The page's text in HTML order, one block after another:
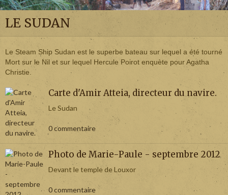
LE SUDAN
Le Steam Ship Sudan est le superbe bateau sur lequel a été tourné
Mort sur le Nil et sur lequel Hercule Poirot enquète pour Agatha
Christie.
Carte d'Amir Atteia, directeur du navire.
Le Sudan
0 commentaire
Photo de Marie-Paule - septembre 2012
Devant le temple de Louxor
0 commentaire